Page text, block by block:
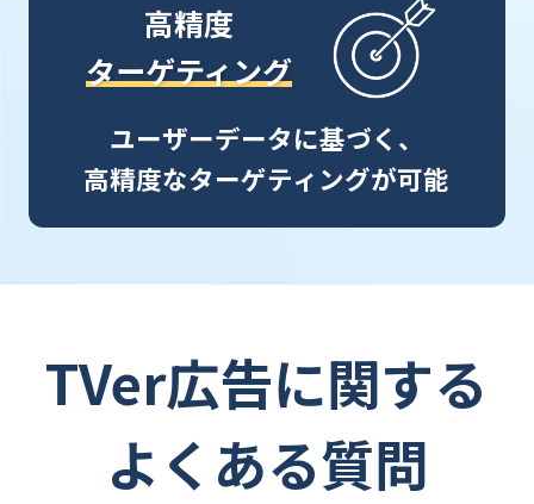
高精度
ターゲティング
ユーザーデータに基づく、
高精度なターゲティングが可能
TVer広告に関する
よくある質問